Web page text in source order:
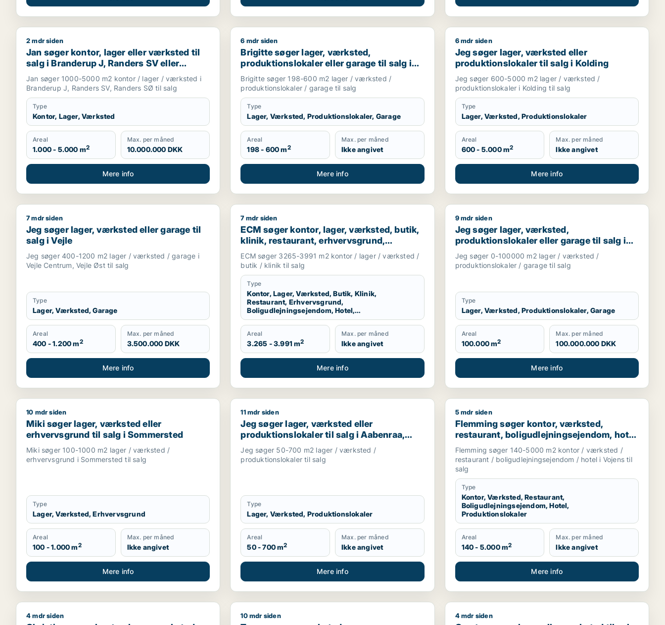
Jan søger kontor, lager eller værksted til salg i Branderup J, Randers SV eller Randers SØ
2 mdr siden
Jan søger kontor, lager eller værksted til
salg i Branderup J, Randers SV eller
Randers SØ
Jan søger 1000-5000 m2 kontor / lager / værksted i
Branderup J, Randers SV, Randers SØ til salg
Type
Kontor, Lager, Værksted
Areal
1.000 - 5.000 m2
Max. per måned
10.000.000 DKK
Mere info
Brigitte søger lager, værksted, produktionslokaler eller garage til salg i Aabenraa, Gråsten eller Broager m.fl.
6 mdr siden
Brigitte søger lager, værksted,
produktionslokaler eller garage til salg i
Aabenraa, Gråsten eller Broager m.fl.
Brigitte søger 198-600 m2 lager / værksted /
produktionslokaler / garage til salg
Type
Lager, Værksted, Produktionslokaler, Garage
Areal
198 - 600 m2
Max. per måned
Ikke angivet
Mere info
Jeg søger lager, værksted eller produktionslokaler til
6 mdr siden
Jeg søger lager, værksted eller
produktionslokaler til salg i Kolding
Jeg søger 600-5000 m2 lager / værksted /
produktionslokaler i Kolding til salg
Type
Lager, Værksted, Produktionslokaler
Areal
600 - 5.000 m2
Max. per måned
Ikke angivet
Mere info
Jeg søger lager, værksted eller garage til salg i Vejle
7 mdr siden
Jeg søger lager, værksted eller garage til
salg i Vejle
Jeg søger 400-1200 m2 lager / værksted / garage i
Vejle Centrum, Vejle Øst til salg
Type
Lager, Værksted, Garage
Areal
400 - 1.200 m2
Max. per måned
3.500.000 DKK
Mere info
ECM søger kontor, lager, værksted, butik, klinik, restaurant, erhvervsgrund, boligudlejningsejendom, hotel,
7 mdr siden
ECM søger kontor, lager, værksted, butik,
klinik, restaurant, erhvervsgrund,
boligudlejningsejendom, hotel,
produktionslokaler eller garage til salg i
Kolding, Egtved eller Almind m.fl.
ECM søger 3265-3991 m2 kontor / lager / værksted /
butik / klinik til salg
Type
Kontor, Lager, Værksted, Butik, Klinik,
Restaurant, Erhvervsgrund,
Boligudlejningsejendom, Hotel,
Produktionslokaler, Garage
Areal
3.265 - 3.991 m2
Max. per måned
Ikke angivet
Mere info
Jeg søger lager, værksted, produktionslokaler eller
9 mdr siden
Jeg søger lager, værksted,
produktionslokaler eller garage til salg i
Vejen, Brørup eller Holsted m.fl.
Jeg søger 0-100000 m2 lager / værksted /
produktionslokaler / garage til salg
Type
Lager, Værksted, Produktionslokaler, Garage
Areal
100.000 m2
Max. per måned
100.000.000 DKK
Mere info
Miki søger lager, værksted eller erhvervsgrund til salg i Sommersted
10 mdr siden
Miki søger lager, værksted eller
erhvervsgrund til salg i Sommersted
Miki søger 100-1000 m2 lager / værksted /
erhvervsgrund i Sommersted til salg
Type
Lager, Værksted, Erhvervsgrund
Areal
100 - 1.000 m2
Max. per måned
Ikke angivet
Mere info
Jeg søger lager, værksted eller produktionslokaler til salg i Aabenraa, Rødekro eller Gråsten m.fl.
11 mdr siden
Jeg søger lager, værksted eller
produktionslokaler til salg i Aabenraa,
Rødekro eller Gråsten m.fl.
Jeg søger 50-700 m2 lager / værksted /
produktionslokaler til salg
Type
Lager, Værksted, Produktionslokaler
Areal
50 - 700 m2
Max. per måned
Ikke angivet
Mere info
Flemming søger kontor, værksted, restaurant,
5 mdr siden
Flemming søger kontor, værksted,
restaurant, boligudlejningsejendom, hotel
eller produktionslokaler til salg i Vojens
Flemming søger 140-5000 m2 kontor / værksted /
restaurant / boligudlejningsejendom / hotel i Vojens til
salg
Type
Kontor, Værksted, Restaurant,
Boligudlejningsejendom, Hotel,
Produktionslokaler
Areal
140 - 5.000 m2
Max. per måned
Ikke angivet
Mere info
Christian søger kontor, lager, værksted eller erhvervsgrund til salg i Haderslev
4 mdr siden Tommy søger værksted, boligudlejningsejendom, hotel eller produktionslokaler til salg i Trekantsområdet
10 mdr siden Carsten søger lager eller værksted til salg i
4 mdr siden